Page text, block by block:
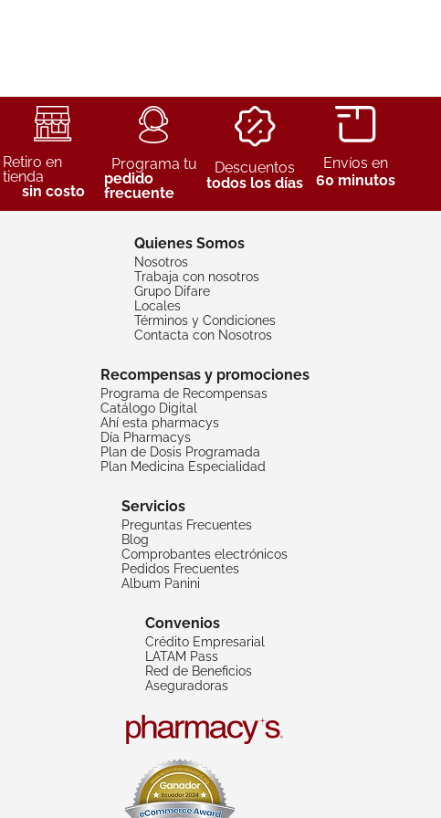
Retiro en
tienda
sin costo
Programa tu
pedido
frecuente
Descuentos
todos los días
Envíos en
60 minutos
Quienes Somos
Nosotros
Trabaja con nosotros
Grupo Difare
Locales
Términos y Condiciones
Contacta con Nosotros
Recompensas y promociones
Programa de Recompensas
Catálogo Digital
Ahí esta pharmacys
Día Pharmacys
Plan de Dosis Programada
Plan Medicina Especialidad
Servicios
Preguntas Frecuentes
Blog
Comprobantes electrónicos
Pedidos Frecuentes
Album Panini
Convenios
Crédito Empresarial
LATAM Pass
Red de Beneficios
Aseguradoras